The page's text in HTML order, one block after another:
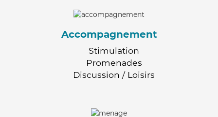
Accompagnement
Stimulation
Promenades
Discussion / Loisirs